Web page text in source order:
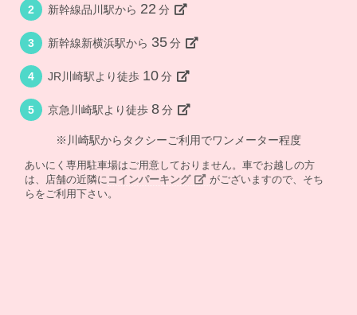
2 新幹線品川駅から 22 分
3 新幹線新横浜駅から 35 分
4 JR川崎駅より徒歩 10 分
5 京急川崎駅より徒歩 8 分
※川崎駅からタクシーご利用でワンメーター程度
あいにく専用駐車場はご用意しておりません。車でお越しの方
は、店舗の近隣に コインパーキング
がございますので、そち
らをご利用下さい。